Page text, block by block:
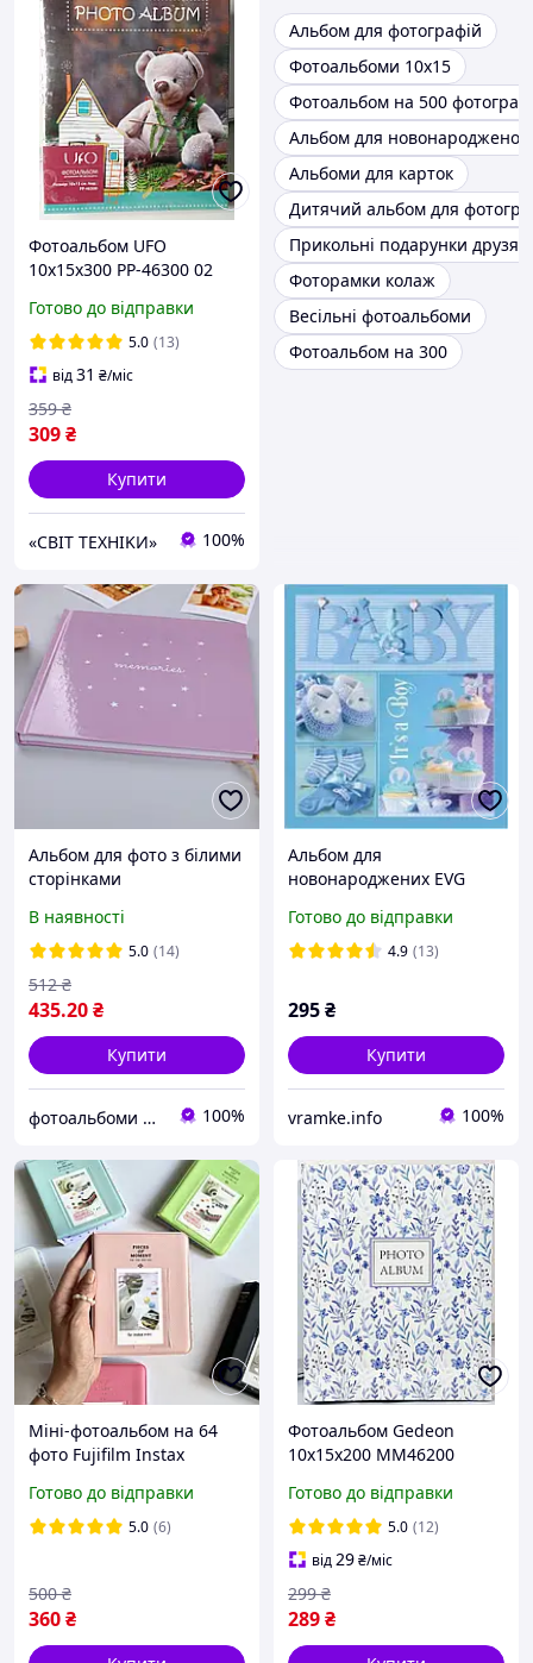
Фотоальбом UFO
10x15x300 PP-46300 02
Готово до відправки
5.0 (13)
від31 ₴/міс
309₴
359 ₴
Купити
«CBIT TEXHIKИ» 100%
Альбом для фотографій
Фотоальбоми 10х15
Фотоальбом на 500
Альбом для
Альбоми для карток
Дитячий альбом для
Прикольні подарунки друзям
Фоторамки колаж
Весільні фотоальбоми
Фотоальбом на 300
Альбом для фото з білими
сторінками
В наявності
5.0 (14)
435.20₴
512 ₴
Купити
фотоальбоми для щасливих моментів 100%
Альбом для
новонароджених EVG
українською мовою 56
фото 10х15см.
Готово до відправки
4.9 (13)
295₴
Купити
vramke.info 100%
Міні-фотоальбом на 64
фото Fujifilm Instax
1,SP-2/Xiaomi Mi Photo
Printer/Polaroid 300,Z2300
Готово до відправки
5.0 (6)
360₴
500 ₴
Фотоальбом Gedeon
10x15x200 MM46200
Готово до відправки
5.0 (12)
від29₴/міс
289₴
299 ₴